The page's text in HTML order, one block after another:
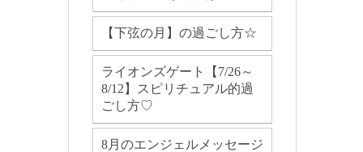
【下弦の月】の過ごし方☆
ライオンズゲート【7/26～
8/12】スピリチュアル的過
ごし方♡
8月のエンジェルメッセージ